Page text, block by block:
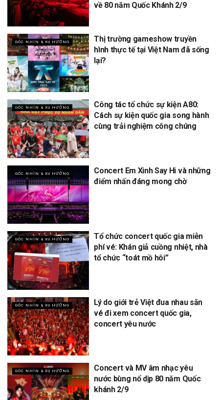
về 80 năm Quốc Khánh 2/9
GÓC NHÌN & XU HƯỚNG
Thị trường gameshow truyền
hình thực tế tại Việt Nam đã sống
lại?
GÓC NHÌN & XU HƯỚNG
Công tác tổ chức sự kiện A80:
Cách sự kiện quốc gia song hành
cùng trải nghiệm công chúng
GÓC NHÌN & XU HƯỚNG
Concert Em Xinh Say Hi và những
điểm nhấn đáng mong chờ
GÓC NHÌN & XU HƯỚNG
Tổ chức concert quốc gia miễn
phí vé: Khán giả cuồng nhiệt, nhà
tổ chức “toát mồ hôi”
GÓC NHÌN & XU HƯỚNG
Lý do giới trẻ Việt đua nhau săn
vé đi xem concert quốc gia,
concert yêu nước
GÓC NHÌN & XU HƯỚNG
Concert và MV âm nhạc yêu
nước bùng nổ dịp 80 năm Quốc
khánh 2/9